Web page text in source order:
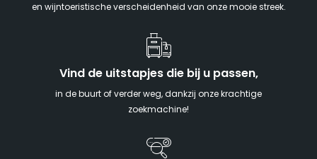
en wijntoeristische verscheidenheid van onze mooie streek.
Vind de uitstapjes die bij u passen,
in de buurt of verder weg, dankzij onze krachtige
zoekmachine!